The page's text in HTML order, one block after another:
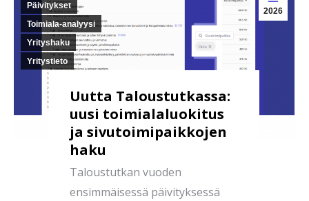
2026
Päivitykset
Toimiala-analyysi
Yrityshaku
Yritystieto
Uutta Taloustutkassa:
uusi toimialaluokitus
ja sivutoimipaikkojen
haku
Taloustutkan vuoden
ensimmäisessä päivityksessä